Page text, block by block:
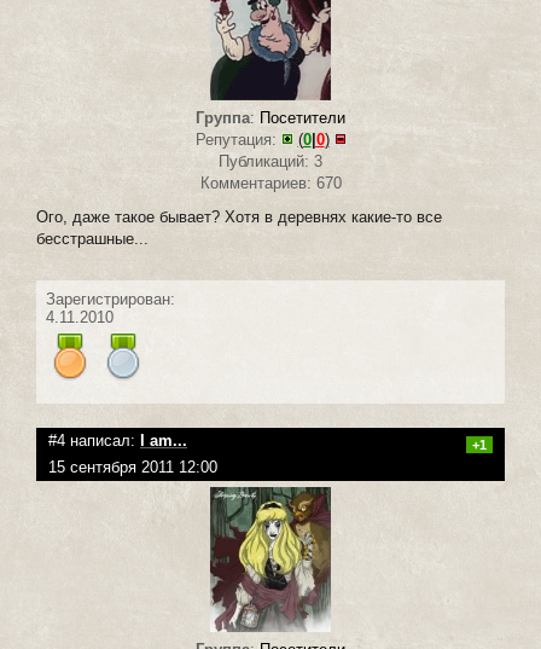
Группа: Посетители
Репутация:
(0| 0)
Публикаций: 3
Комментариев: 670
Ого, даже такое бывает? Хотя в деревнях какие-то все
бесстрашные...
Зарегистрирован:
4.11.2010
#4 написал: I am... +1
15 сентября 2011 12:00